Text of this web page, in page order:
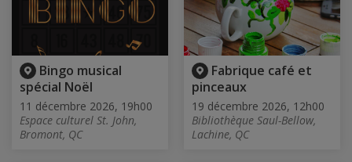
Bingo musical
spécial Noël
11 décembre 2026, 19h00
Espace culturel St. John,
Bromont, QC
Fabrique café et
pinceaux
19 décembre 2026, 12h00
Bibliothèque Saul-Bellow,
Lachine, QC